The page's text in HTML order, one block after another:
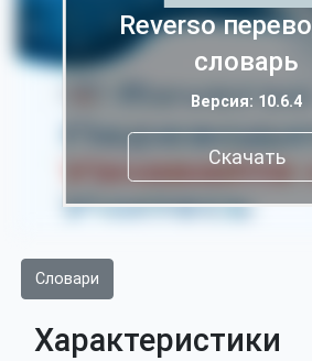
Reverso
словарь
Версия: 10.6.4
Скачать
Словари
Характеристики